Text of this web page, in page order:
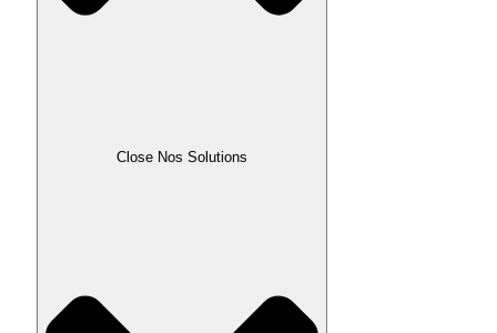
Close Nos Solutions